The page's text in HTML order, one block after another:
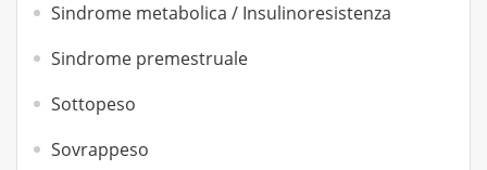
Sindrome metabolica / Insulinoresistenza
Sindrome premestruale
Sottopeso
Sovrappeso